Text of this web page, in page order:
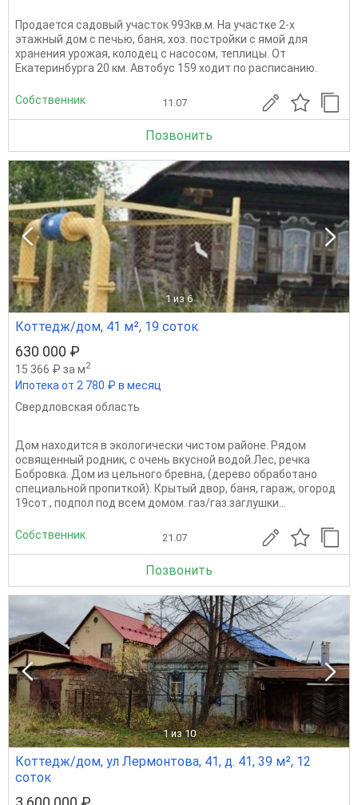
Продается садовый участок 993кв.м. На участке 2-х
этажный дом с печью, баня, хоз. постройки с ямой для
хранения урожая, колодец с насосом, теплицы. От
Екатеринбурга 20 км. Автобус 159 ходит по расписанию.
Собственник 11.07
Позвонить
1 из 6
Коттедж/дом, 41 м², 19 соток
630 000 ₽
15 366 ₽ за м2
Ипотека от 2 780 ₽ в месяц
Свердловская область
Дом находится в экологически чистом районе. Рядом
освященный родник, с очень вкусной водой.Лес, речка
Бобровка. Дом из цельного бревна, (дерево обработано
специальной пропиткой). Крытый двор, баня, гараж, огород
19сот., подпол под всем домом. газ/газ.заглушки...
Собственник 21.07
Позвонить
1 из 10
Коттедж/дом, ул Лермонтова, 41, д. 41, 39 м², 12
соток